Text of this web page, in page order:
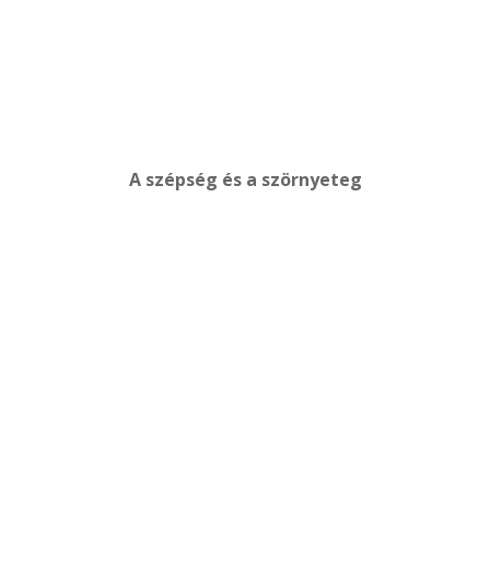
A szépség és a szörnyeteg